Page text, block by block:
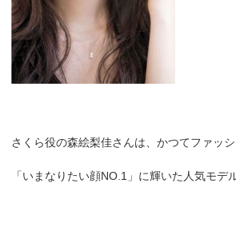
さくら役の森絵梨佳さんは、かつてファッ
「いまなりたい顔NO.1」に輝いた人気モデル